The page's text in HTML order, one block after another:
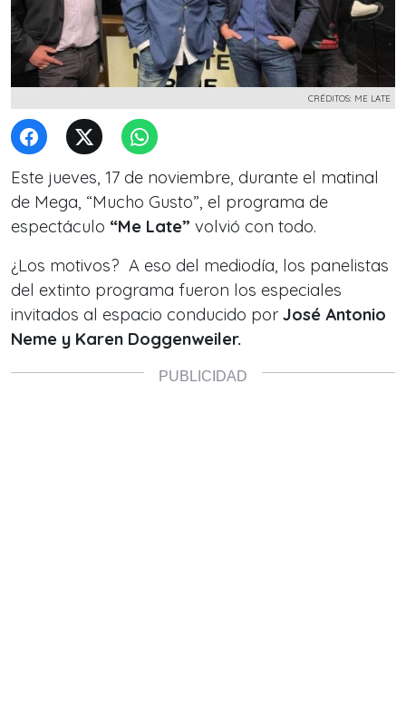
CRÉDITOS: ME LATE
Este jueves, 17 de noviembre, durante el matinal
de Mega, “Mucho Gusto”, el programa de
espectáculo “Me Late” volvió con todo.
¿Los motivos? A eso del mediodía, los panelistas
del extinto programa fueron los especiales
invitados al espacio conducido por José Antonio
Neme y Karen Doggenweiler.